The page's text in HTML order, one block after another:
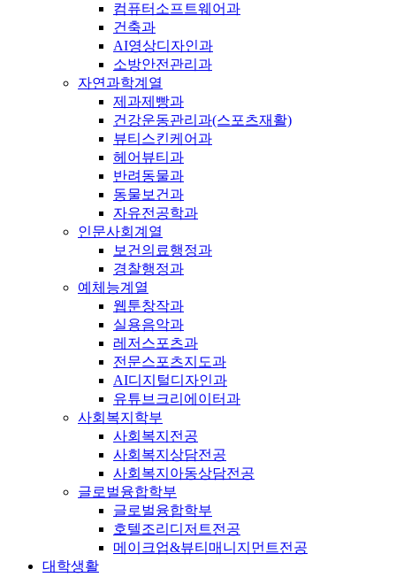
컴퓨터소프트웨어과
건축과
AI영상디자인과
소방안전관리과
자연과학계열
제과제빵과
건강운동관리과(스포츠재활)
뷰티스킨케어과
헤어뷰티과
반려동물과
동물보건과
자유전공학과
인문사회계열
보건의료행정과
경찰행정과
예체능계열
웹툰창작과
실용음악과
레저스포츠과
전문스포츠지도과
AI디지털디자인과
유튜브크리에이터과
사회복지학부
사회복지전공
사회복지상담전공
사회복지아동상담전공
글로벌융합학부
글로벌융합학부
호텔조리디저트전공
메이크업&뷰티매니지먼트전공
대학생활